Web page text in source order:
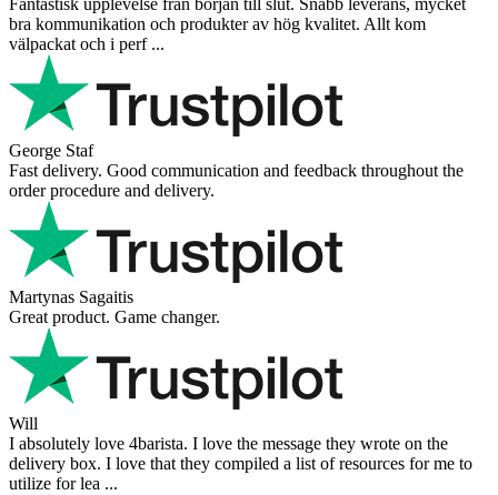
Fantastisk upplevelse från början till slut. Snabb leverans, mycket
bra kommunikation och produkter av hög kvalitet. Allt kom
välpackat och i perf ...
George Staf
Fast delivery. Good communication and feedback throughout the
order procedure and delivery.
Martynas Sagaitis
Great product. Game changer.
Will
I absolutely love 4barista. I love the message they wrote on the
delivery box. I love that they compiled a list of resources for me to
utilize for lea ...